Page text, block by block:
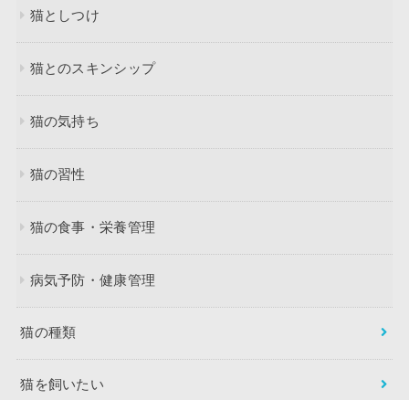
猫としつけ
猫とのスキンシップ
猫の気持ち
猫の習性
猫の食事・栄養管理
病気予防・健康管理
猫の種類
猫を飼いたい